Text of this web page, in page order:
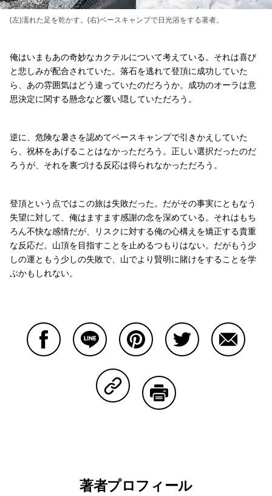
(左)濡れた足を乾かす。(右)ベースキャンプで日光浴をする著者。
俺はいまもあの奇妙なカクテルについて考えている。それは喜び
と悲しみが配合されていた。落石を逃れて登頂に成功していた
ら、あの雰囲気はどう違っていたのだろうか。成功のオーラは意
思決定に関する懸念など覆い隠していただろう。
逆に、危険な暑さを認めてベースキャンプで引きかえしていた
ら、祝杯をあげることはなかっただろう。正しい選択だったのだ
ろうが、それを裏づける反応は得られなかっただろう。
登頂という点ではこの旅は失敗だった。だがその事実にともなう
失望に対して、俺はますます感謝の念を深めている。それはもち
ろん不快な感情だが、リスクに対する俺の心構えを矯正する貴重
な反応だ。山頂を目指すことを止めるつもりはない。だがもう少
しの運ともう少しの失敗で、山でより賢明に賭けをすることを学
ぶかもしれない。
Copy Linkで共有する
著者プロフィール